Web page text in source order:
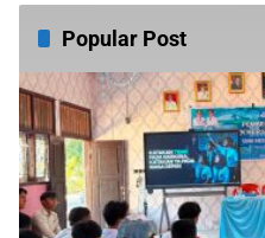
Popular Post